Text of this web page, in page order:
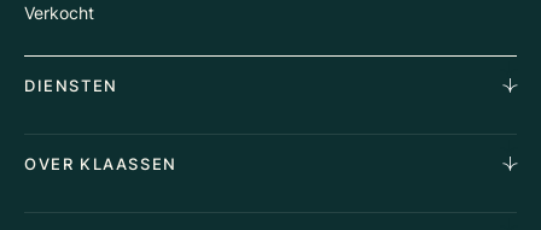
Verkocht
DIENSTEN
Aankoopopdracht
OVER KLAASSEN